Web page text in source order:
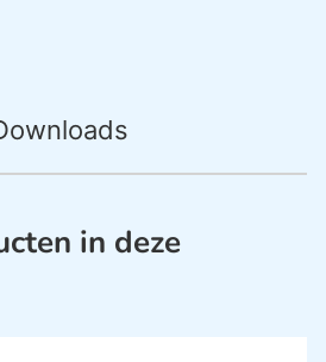
in deze